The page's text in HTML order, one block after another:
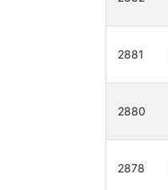
2881
2880
2878